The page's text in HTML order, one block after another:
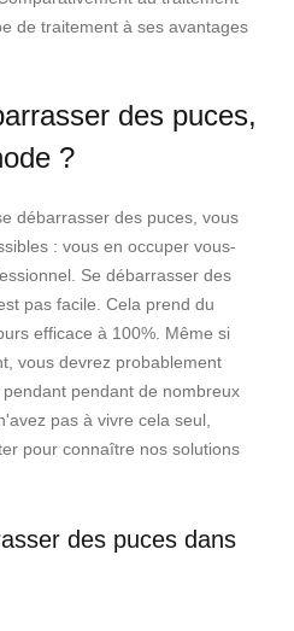
de traitement à ses avantages
des puces,
?
débarrasser des puces, vous
: vous en occuper vous-
Se débarrasser des
pas facile. Cela prend du
efficace à 100%. Même si
vous devrez probablement
pendant de nombreux
pas à vivre cela seul,
pour connaître nos solutions
des puces dans